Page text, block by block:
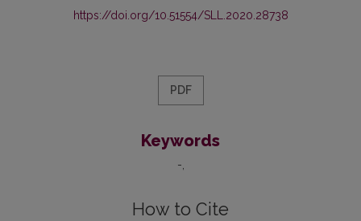
https://doi.org/10.51554/SLL.2020.28738
PDF
Keywords
-
How to Cite